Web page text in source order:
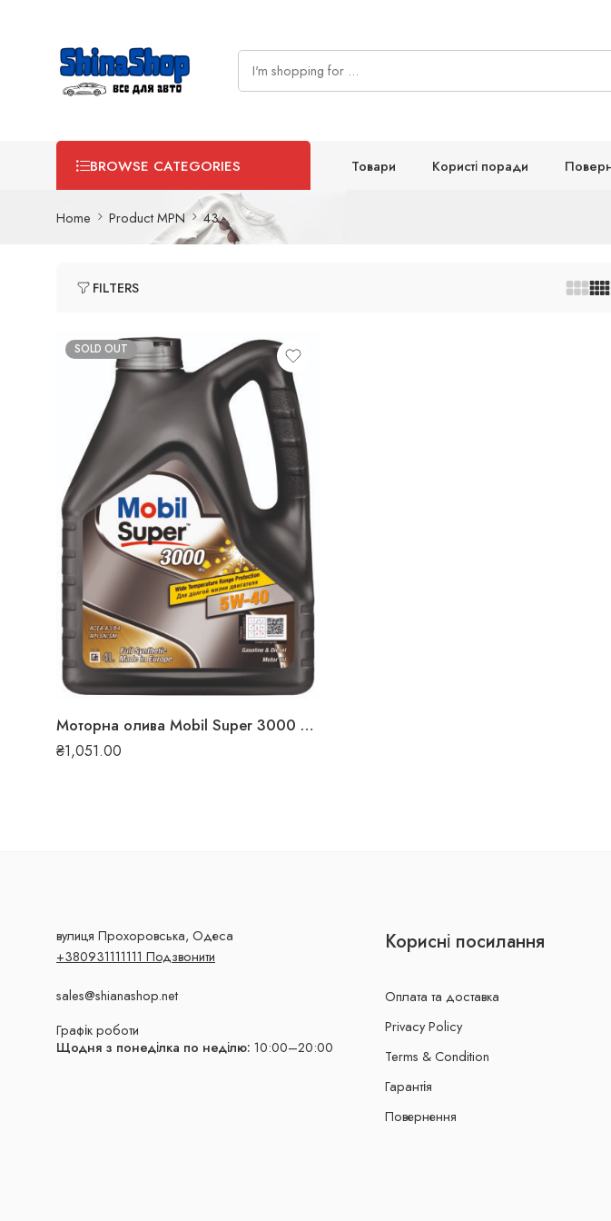
BROWSE CATEGORIES Товари Користі поради
Home Product MPN 43
FILTERS
SOLD OUT
Моторна олива Mobil Super 3000 X1 5W-40 4л 43
₴1,051.00
вулиця Прохоровська, Одеса
+380931111111 Подзвонити
sales@shianashop.net
Графік роботи
Щодня з понеділка по неділю: 10:00–20:00
Корисні посилання
Оплата та доставка
Privacy Policy
Terms & Condition
Гарантія
Повернення